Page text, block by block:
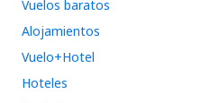
Vuelos baratos
Alojamientos
Vuelo+Hotel
Hoteles